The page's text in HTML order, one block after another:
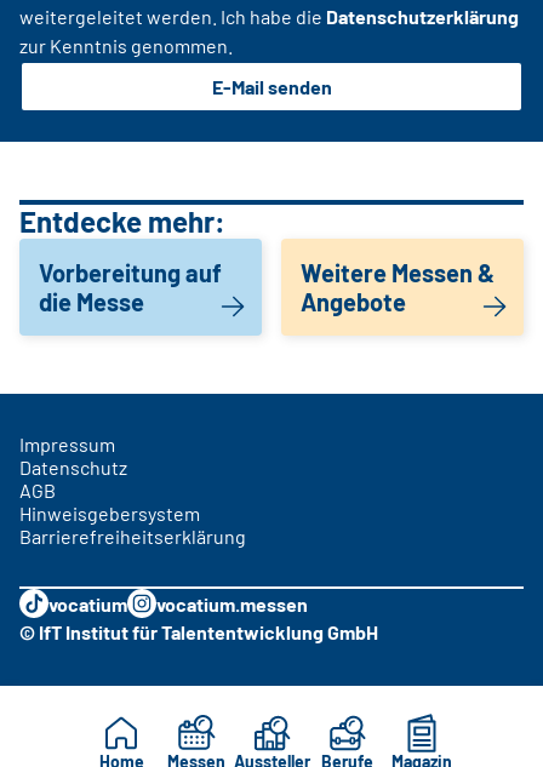
weitergeleitet werden. Ich habe die Datenschutzerklärung
zur Kenntnis genommen.
E-Mail senden
Entdecke mehr:
Vorbereitung auf
die Messe
Weitere Messen &
Angebote
Home Messen Aussteller Berufe Magazin
Impressum
Datenschutz
AGB
Hinweisgebersystem
Barrierefreiheitserklärung
vocatium
vocatium.messen
© IfT Institut für Talententwicklung GmbH